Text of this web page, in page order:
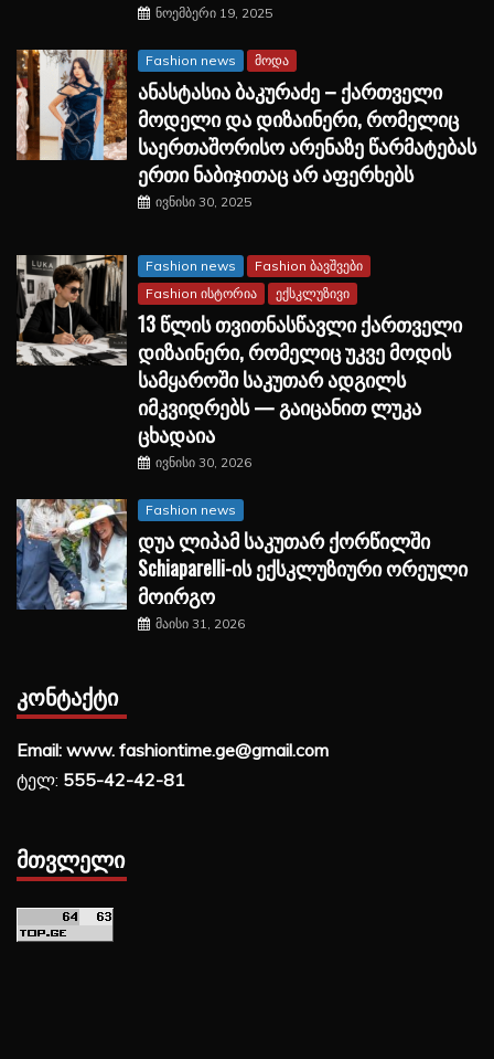
ნოემბერი 19, 2025
Fashion news მოდა
ანასტასია ბაკურაძე – ქართველი
მოდელი და დიზაინერი, რომელიც
საერთაშორისო არენაზე წარმატებას
ერთი ნაბიჯითაც არ აფერხებს
ივნისი 30, 2025
Fashion news
Fashion ბავშვები
Fashion ისტორია
ექსკლუზივი
13 წლის თვითნასწავლი ქართველი
დიზაინერი, რომელიც უკვე მოდის
სამყაროში საკუთარ ადგილს
იმკვიდრებს — გაიცანით ლუკა
ცხადაია
ივნისი 30, 2026
Fashion news
დუა ლიპამ საკუთარ ქორწილში
Schiaparelli-ის ექსკლუზიური ორეული
მოირგო
მაისი 31, 2026
ᲙᲝᲜᲢᲐᲥᲢᲘ
Email: www. fashiontime.ge@gmail.com
ტელ: 555-42-42-81
ᲛᲗᲕᲚᲔᲚᲘ